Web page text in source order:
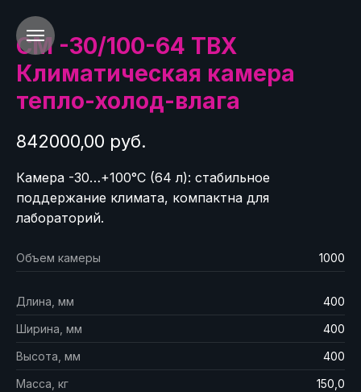
СМ -30/100-64 ТВХ
Климатическая камера
тепло-холод-влага
842000,00 руб.
Камера -30…+100°C (64 л): стабильное
поддержание климата, компактна для
лабораторий.
Объем камеры 1000
Длина, мм
400
Ширина, мм
400
Высота, мм
400
Масса, кг
150,0